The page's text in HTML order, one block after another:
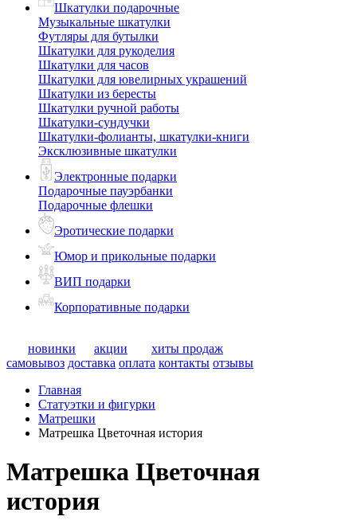
Шкатулки подарочные
Музыкальные шкатулки
Футляры для бутылки
Шкатулки для рукоделия
Шкатулки для часов
Шкатулки для ювелирных украшений
Шкатулки из бересты
Шкатулки ручной работы
Шкатулки-сундучки
Шкатулки-фолианты, шкатулки-книги
Эксклюзивные шкатулки
Электронные подарки
Подарочные пауэрбанки
Подарочные флешки
Эротические подарки
Юмор и прикольные подарки
ВИП подарки
Корпоративные подарки
новинки акции
хиты продаж
самовывоз доставка оплата контакты отзывы
Главная
Статуэтки и фигурки
Матрешки
Матрешка Цветочная история
Матрешка Цветочная
история